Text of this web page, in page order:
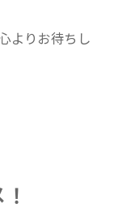
よりお待ちし